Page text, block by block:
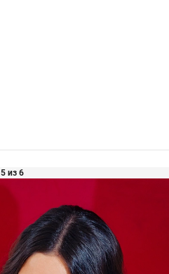
5 из 6